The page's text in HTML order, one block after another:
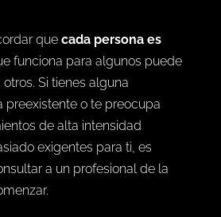
que cada persona es
funciona para algunos puede
Si tienes alguna
preexistente o te preocupa
de alta intensidad
exigentes para ti, es
a un profesional de la